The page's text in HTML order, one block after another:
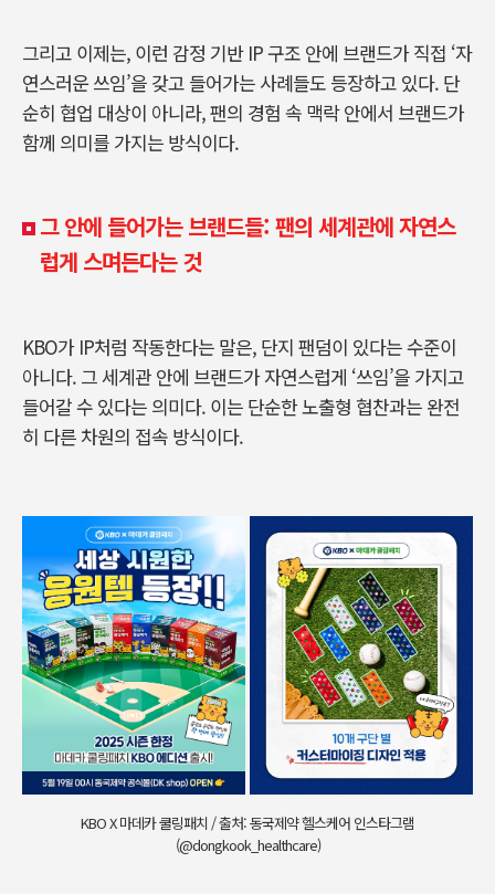
그리고 이제는, 이런 감정 기반 IP 구조 안에 브랜드가 직접 ‘자
연스러운 쓰임’을 갖고 들어가는 사례들도 등장하고 있다. 단
순히 협업 대상이 아니라, 팬의 경험 속 맥락 안에서 브랜드가
함께 의미를 가지는 방식이다.
그 안에 들어가는 브랜드들: 팬의 세계관에 자연스
럽게 스며든다는 것
KBO가 IP처럼 작동한다는 말은, 단지 팬덤이 있다는 수준이
아니다. 그 세계관 안에 브랜드가 자연스럽게 ‘쓰임’을 가지고
들어갈 수 있다는 의미다. 이는 단순한 노출형 협찬과는 완전
히 다른 차원의 접속 방식이다.
KBO X 마데카 쿨링패치 / 출처: 동국제약 헬스케어 인스타그램
(@dongkook_healthcare)